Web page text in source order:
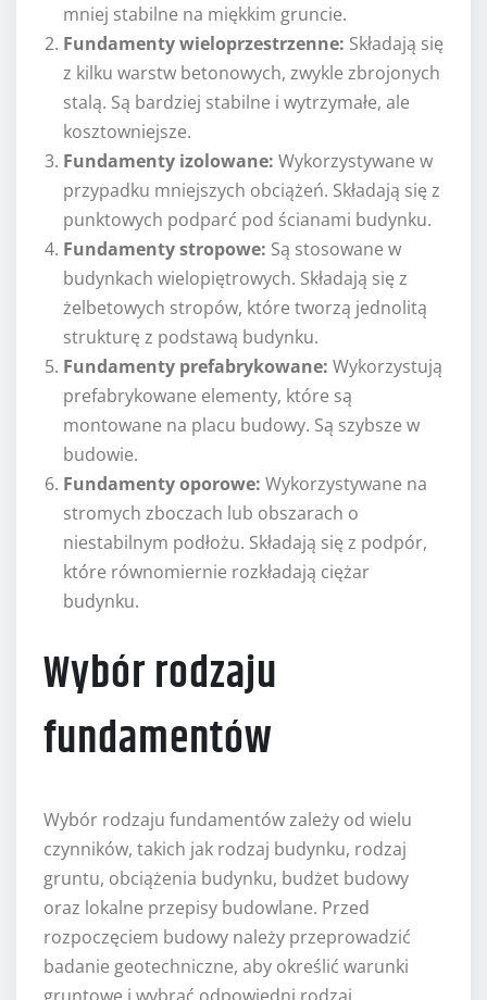
mniej stabilne na miękkim gruncie.
Fundamenty wieloprzestrzenne: Składają się
z kilku warstw betonowych, zwykle zbrojonych
stalą. Są bardziej stabilne i wytrzymałe, ale
kosztowniejsze.
Fundamenty izolowane: Wykorzystywane w
przypadku mniejszych obciążeń. Składają się z
punktowych podparć pod ścianami budynku.
Fundamenty stropowe: Są stosowane w
budynkach wielopiętrowych. Składają się z
żelbetowych stropów, które tworzą jednolitą
strukturę z podstawą budynku.
Fundamenty prefabrykowane: Wykorzystują
prefabrykowane elementy, które są
montowane na placu budowy. Są szybsze w
budowie.
Fundamenty oporowe: Wykorzystywane na
stromych zboczach lub obszarach o
niestabilnym podłożu. Składają się z podpór,
które równomiernie rozkładają ciężar
budynku.
Wybór rodzaju
fundamentów
Wybór rodzaju fundamentów zależy od wielu
czynników, takich jak rodzaj budynku, rodzaj
gruntu, obciążenia budynku, budżet budowy
oraz lokalne przepisy budowlane. Przed
rozpoczęciem budowy należy przeprowadzić
badanie geotechniczne, aby określić warunki